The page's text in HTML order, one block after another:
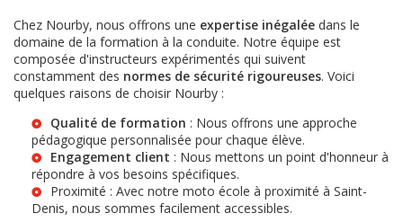
Chez Nourby, nous offrons une expertise inégalée dans le
domaine de la formation à la conduite. Notre équipe est
composée d'instructeurs expérimentés qui suivent
constamment des normes de sécurité rigoureuses. Voici
quelques raisons de choisir Nourby :
Qualité de formation : Nous offrons une approche
pédagogique personnalisée pour chaque élève.
Engagement client : Nous mettons un point d'honneur à
répondre à vos besoins spécifiques.
Proximité : Avec notre moto école à proximité à Saint-
Denis, nous sommes facilement accessibles.